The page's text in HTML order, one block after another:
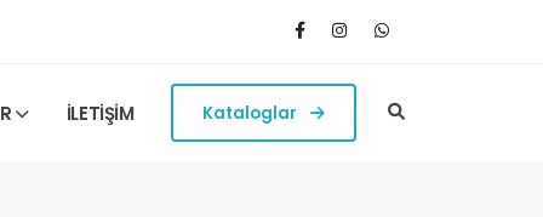
İLETİŞİM Kataloglar